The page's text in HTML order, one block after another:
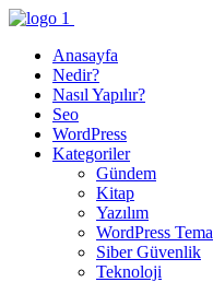
Anasayfa
Nedir?
Nasıl Yapılır?
Seo
WordPress
Kategoriler
Gündem
Kitap
Yazılım
WordPress Tema
Siber Güvenlik
Teknoloji